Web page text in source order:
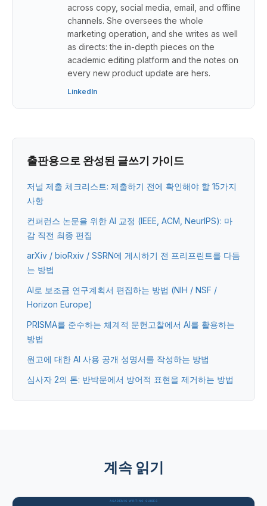
across copy, social media, email, and offline
channels. She oversees the whole
marketing operation, and she writes as well
as directs: the in-depth pieces on the
academic editing platform and the notes on
every new product update are hers.
LinkedIn
출판용으로 완성된 글쓰기 가이드
저널 제출 체크리스트: 제출하기 전에 확인해야 할 15가지
사항
컨퍼런스 논문을 위한 AI 교정 (IEEE, ACM, NeurIPS): 마
감 직전 최종 편집
arXiv / bioRxiv / SSRN에 게시하기 전 프리프린트를 다듬
는 방법
AI로 보조금 연구계획서 편집하는 방법 (NIH / NSF /
Horizon Europe)
PRISMA를 준수하는 체계적 문헌고찰에서 AI를 활용하는
방법
원고에 대한 AI 사용 공개 성명서를 작성하는 방법
심사자 2의 톤: 반박문에서 방어적 표현을 제거하는 방법
계속 읽기